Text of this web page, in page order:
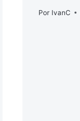
Por IvanC